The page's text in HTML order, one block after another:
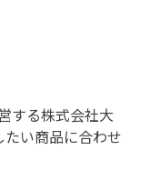
する株式会社大
い商品に合わせ